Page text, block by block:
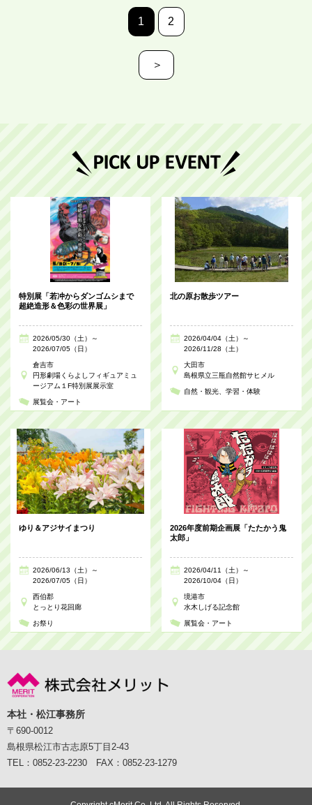
1 2
＞
特別展「若冲からダンゴムシまで
超絶造形＆色彩の世界展」
2026/05/30（土）～
2026/07/05（日）
倉吉市
円形劇場くらよしフィギュアミュ
ージアム１F特別展展示室
展覧会・アート
北の原お散歩ツアー
2026/04/04（土）～
2026/11/28（土）
大田市
島根県立三瓶自然館サヒメル
自然・観光 学習・体験
ゆり＆アジサイまつり
2026/06/13（土）～
2026/07/05（日）
西伯郡
とっとり花回廊
お祭り
2026年度前期企画展「たたかう鬼
太郎」
2026/04/11（土）～
2026/10/04（日）
境港市
水木しげる記念館
展覧会・アート
本社・松江事務所
〒690-0012
島根県松江市古志原5丁目2-43
TEL：0852-23-2230 FAX：0852-23-1279